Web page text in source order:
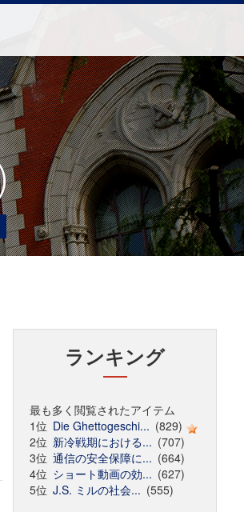
ランキング
最も多く閲覧されたアイテム
1位 Die Ghettogeschi... (829)
2位 新冷戦期における... (707)
3位 通信の安全保障に... (664)
4位 ショート動画の効... (627)
5位 J.S. ミルの社会... (555)